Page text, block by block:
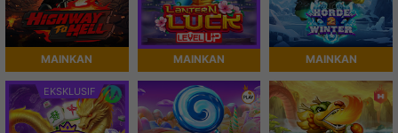
MAINKAN MAINKAN MAINKAN
EKSKLUSIF